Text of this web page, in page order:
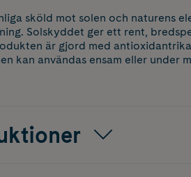
sköld mot solen och naturens
Solskyddet ger ett rent,
är gjord med
kan användas ensam eller under